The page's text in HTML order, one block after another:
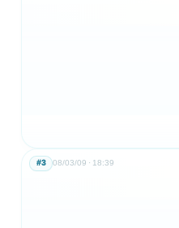
08/03/09 18:39
#3